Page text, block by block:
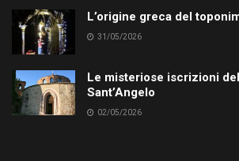
L’origine greca del
31/05/2026
Le misteriose iscrizioni
Sant’Angelo
02/05/2026